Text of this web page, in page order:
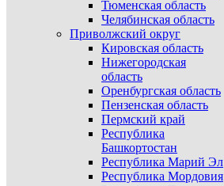
Тюменская область
Челябинская область
Приволжский округ
Кировская область
Нижегородская
область
Оренбургская область
Пензенская область
Пермский край
Республика
Башкортостан
Республика Марий Эл
Республика Мордовия